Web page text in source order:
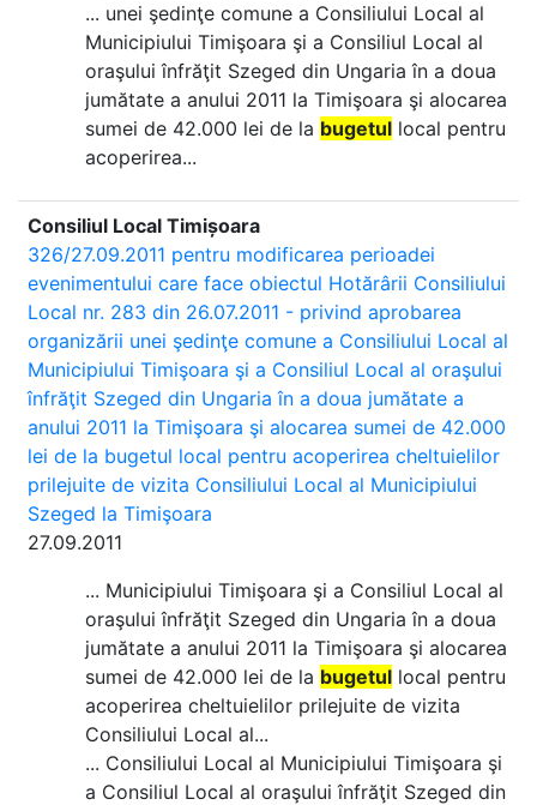
... unei şedinţe comune a Consiliului Local al
Municipiului Timişoara şi a Consiliul Local al
oraşului înfrăţit Szeged din Ungaria în a doua
jumătate a anului 2011 la Timişoara şi alocarea
sumei de 42.000 lei de la bugetul local pentru
acoperirea...
Consiliul Local Timișoara
326/27.09.2011 pentru modificarea perioadei
evenimentului care face obiectul Hotărârii Consiliului
Local nr. 283 din 26.07.2011 - privind aprobarea
organizării unei şedinţe comune a Consiliului Local al
Municipiului Timişoara şi a Consiliul Local al oraşului
înfrăţit Szeged din Ungaria în a doua jumătate a
anului 2011 la Timişoara şi alocarea sumei de 42.000
lei de la bugetul local pentru acoperirea cheltuielilor
prilejuite de vizita Consiliului Local al Municipiului
Szeged la Timişoara
27.09.2011
... Municipiului Timişoara şi a Consiliul Local al
oraşului înfrăţit Szeged din Ungaria în a doua
jumătate a anului 2011 la Timişoara şi alocarea
sumei de 42.000 lei de la bugetul local pentru
acoperirea cheltuielilor prilejuite de vizita
Consiliului Local al...
... Consiliului Local al Municipiului Timişoara şi
a Consiliul Local al oraşului înfrăţit Szeged din